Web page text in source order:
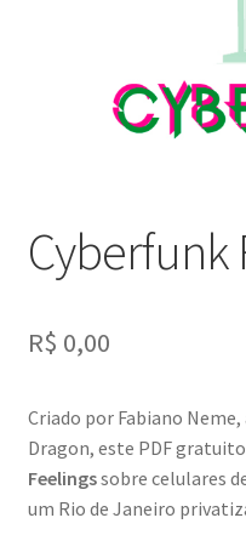
PagSeguro Ordem
Política de privacidade
Cyberfunk
R$ 0,00
Criado por Fabiano
Dragon, este PDF gratuito
Feelingssobre celulares
um Rio de Janeiro